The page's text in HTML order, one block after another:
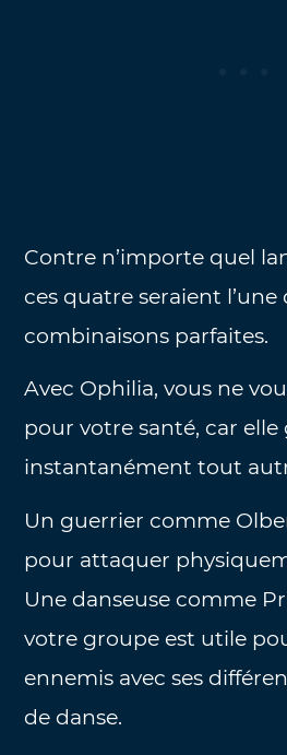
Contre n’importe quel
ces quatre seraient l’une
combinaisons parfaites.
Avec Ophilia, vous ne
pour votre santé, car elle
instantanément tout
Un guerrier comme
pour attaquer
Une danseuse comme
votre groupe est utile
ennemis avec ses
de danse.